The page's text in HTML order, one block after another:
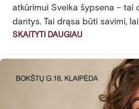
atkūrimui Sveika šypsena – tai
dantys. Tai drąsa būti savimi,
SKAITYTI DAUGIAU